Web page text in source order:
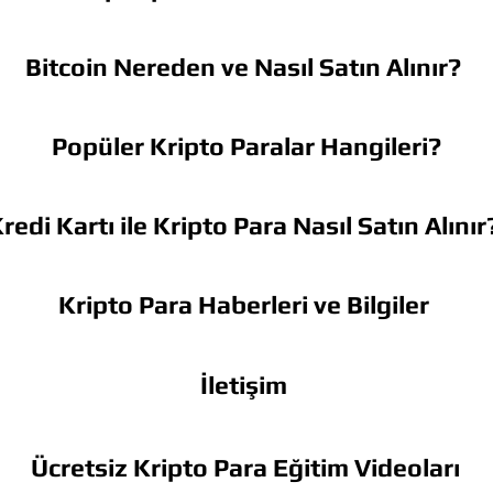
Bitcoin Nereden ve Nasıl Satın Alınır?
Popüler Kripto Paralar Hangileri?
Kartı ile Kripto Para Nasıl Satın
Kripto Para Haberleri ve Bilgiler
İletişim
Ücretsiz Kripto Para Eğitim Videoları